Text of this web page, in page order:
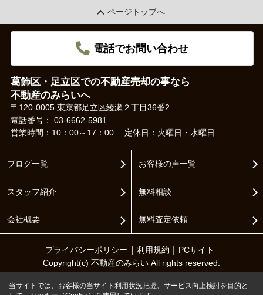
ページトップへ
電話でお問い合わせ
葛飾区・足立区での不動産売却の事なら
不動産のみらいへ
〒120-0005 東京都足立区綾瀬２丁目36番2
電話番号： 03-6662-5981
営業時間：10：00～17：00
定休日：火曜日・水曜日
ブログ一覧
スタッフ紹介
会社概要
お客様の声一覧
無料相談
無料査定依頼
プライバシーポリシー 利用規約
PCサイト
Copyright(c) 不動産のみらい All rights reserved.
当サイトでは、お客様の当サイト利用状況把握、サービス向上検討を目的と